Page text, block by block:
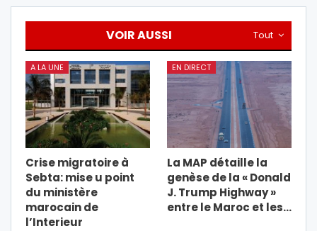
Tout
VOIR AUSSI
A LA UNE
Crise migratoire à
Sebta: mise u point
du ministère
marocain de
l’Interieur
EN DIRECT
La MAP détaille la
genèse de la « Donald
J. Trump Highway »
entre le Maroc et les…